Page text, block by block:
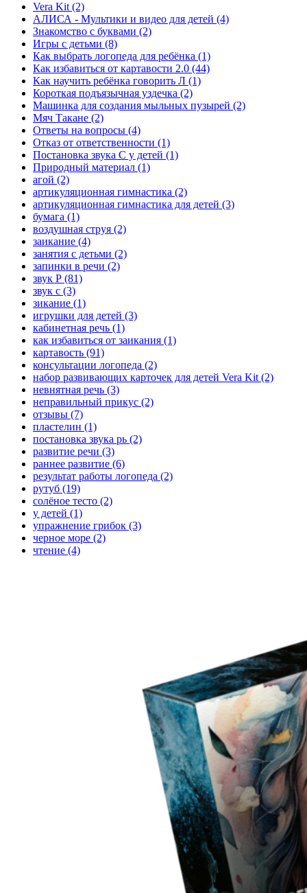
Vera Kit (2)
АЛИСА - Мультики и видео для детей (4)
Знакомство с буквами (2)
Игры с детьми (8)
Как выбрать логопеда для ребёнка (1)
Как избавиться от картавости 2.0 (44)
Как научить ребёнка говорить Л (1)
Короткая подъязычная уздечка (2)
Машинка для создания мыльных пузырей (2)
Мяч Такане (2)
Ответы на вопросы (4)
Отказ от ответственности (1)
Постановка звука С у детей (1)
Природный материал (1)
агой (2)
артикуляционная гимнастика (2)
артикуляционная гимнастика для детей (3)
бумага (1)
воздушная струя (2)
заикание (4)
занятия с детьми (2)
запинки в речи (2)
звук Р (81)
звук с (3)
зикание (1)
игрушки для детей (3)
кабинетная речь (1)
как избавиться от заикания (1)
картавость (91)
консультации логопеда (2)
набор развивающих карточек для детей Vera Kit (2)
невнятная речь (3)
неправильный прикус (2)
отзывы (7)
пластелин (1)
постановка звука рь (2)
развитие речи (3)
раннее развитие (6)
результат работы логопеда (2)
рутуб (19)
солёное тесто (2)
у детей (1)
упражнение грибок (3)
черное море (2)
чтение (4)